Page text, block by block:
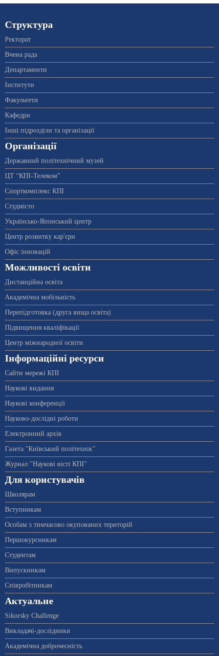
Структура
Ректорат
Вчена рада
Департаменти
Інститути
Факультети
Кафедри
Інші підрозділи та організації
Організації
Державний політехнічний музей
ЦТ “КПІ-Телеком”
Спорткомплекс КПІ
Студмісто
Українсько-Японський центр
Центр розвитку кар'єри
Офіс інновацій
Можливості освіти
Дистанційна освіта
Академічна мобільність
Перепідготовка (друга вища освіта)
Підвищення кваліфікації
Центр міжнародної освіти
Інформаційні ресурси
Сайти мережі КПІ
Наукові видання
Наукові конференції
Науково-дослідні роботи
Електронний архів
Газета "Київський політехнік"
Журнал "Наукові вісті КПІ"
Для користувачів
Школярам
Вступникам
Особам з тимчасово окупованих територій
Першокурсникам
Студентам
Випускникам
Співробітникам
Актуальне
Sikorsky Challenge
Викладачі-дослідники
Академічна доброчесність